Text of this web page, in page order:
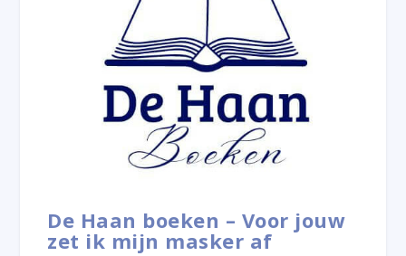
De Haan boeken – Voor jouw
zet ik mijn masker af